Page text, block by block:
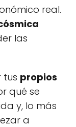
real.
las
tus propios
qué se
y, lo más
a